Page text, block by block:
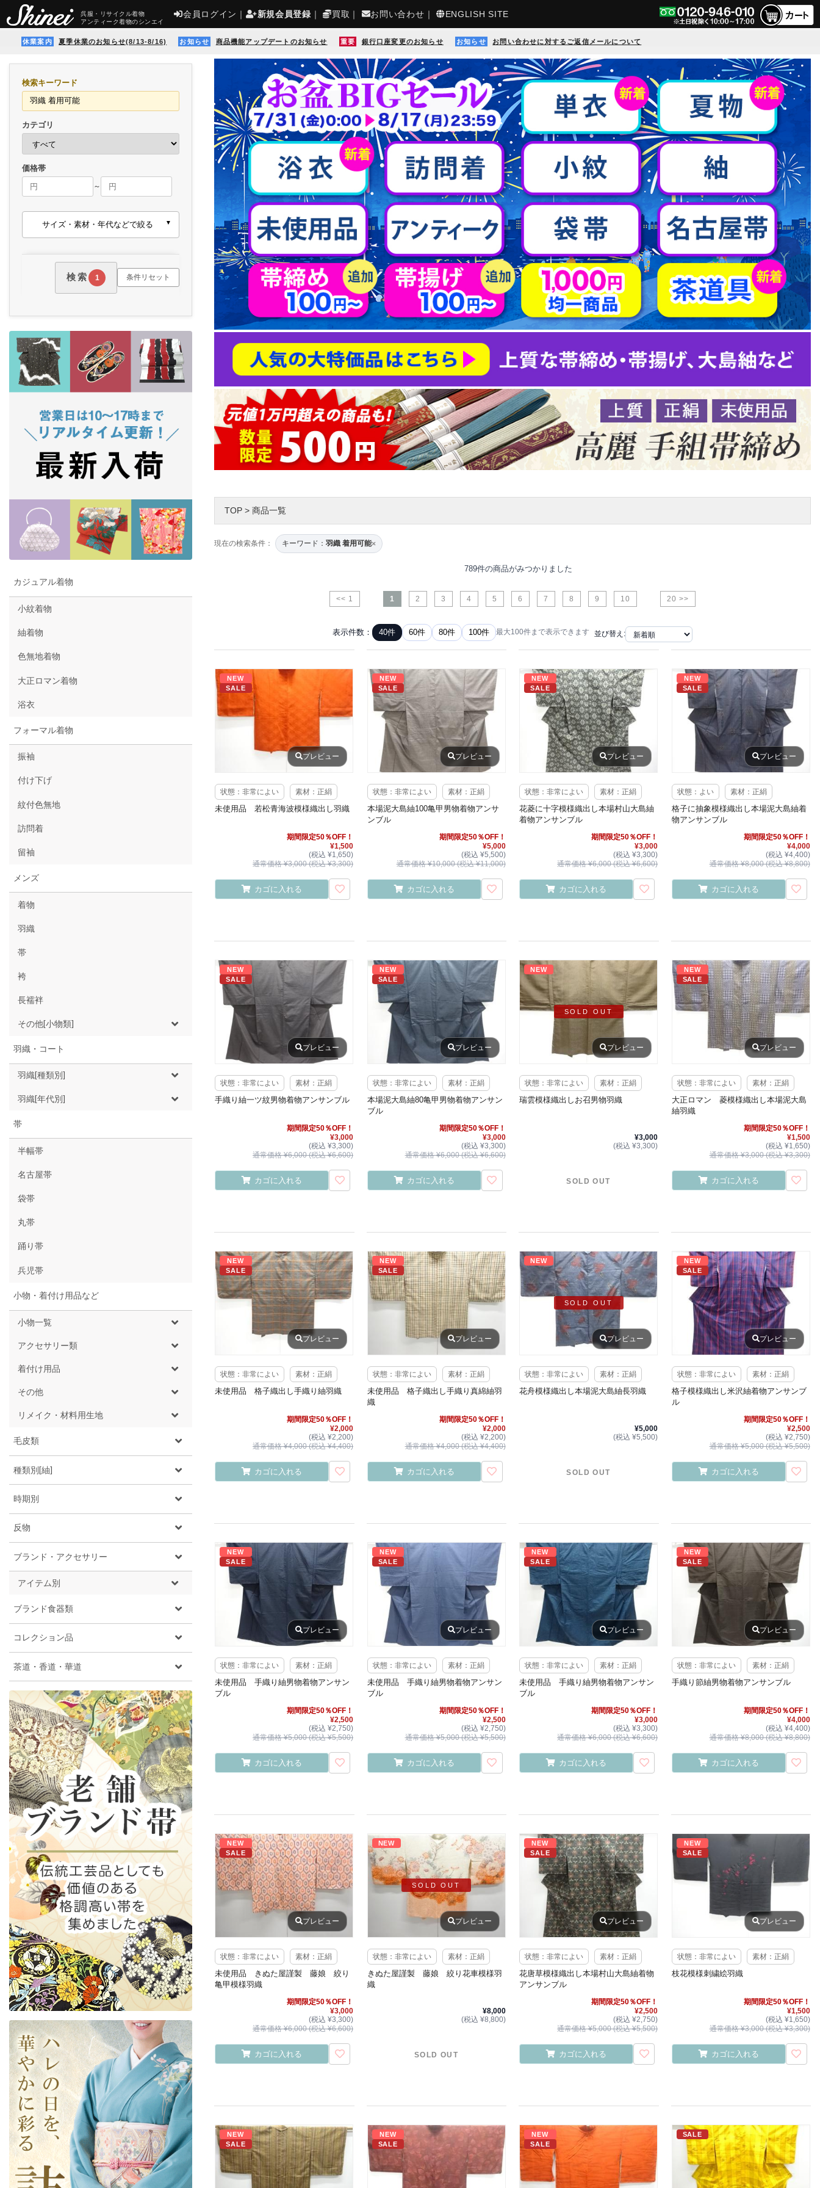
呉服・リサイクル着物
アンティーク着物のシンエイ
会員ログイン ｜ 新規会員登録 ｜ 買取 ｜ お問い合わせ ｜ ENGLISH SITE
休業案内 夏季休業のお知らせ(8/13-8/16) お知らせ 商品機能アップデートのお知らせ 重要 銀行口座変更のお知らせ お知らせ お問い合わせに対するご返信メールについて
検索キーワード
カテゴリ
価格帯
～
サイズ・素材・年代などで絞る
検索 1 条件リセット
カジュアル着物
小紋着物
紬着物
色無地着物
大正ロマン着物
浴衣
フォーマル着物
振袖
付け下げ
紋付色無地
訪問着
留袖
メンズ
着物
羽織
帯
袴
長襦袢
その他[小物類]
羽織・コート
羽織[種類別]
羽織[年代別]
帯
半幅帯
名古屋帯
袋帯
丸帯
踊り帯
兵児帯
小物・着付け用品など
小物一覧
アクセサリー類
着付け用品
その他
リメイク・材料用生地
毛皮類
種類別[紬]
時期別
反物
ブランド・アクセサリー
アイテム別
ブランド食器類
コレクション品
茶道・香道・華道
TOP > 商品一覧
現在の検索条件： キーワード： 羽織 着用可能×
789件の商品がみつかりました
<< 1 1 2 3 4 5 6 7 8 9 10 20 >>
表示件数： 40件 60件 80件 100件 最大100件まで表示できます 並び替え:
NEW
SALE
プレビュー
状態：非常によい 素材：正絹
未使用品 若松青海波模様織出し羽織
期間限定50％OFF！
¥1,500
(税込 ¥1,650)
通常価格 ¥3,000 (税込 ¥3,300)
カゴに入れる
NEW
SALE
プレビュー
状態：非常によい 素材：正絹
本場泥大島紬100亀甲男物着物アンサ
ンブル
期間限定50％OFF！
¥5,000
(税込 ¥5,500)
通常価格 ¥10,000 (税込 ¥11,000)
カゴに入れる
NEW
SALE
プレビュー
状態：非常によい 素材：正絹
花菱に十字模様織出し本場村山大島紬
着物アンサンブル
期間限定50％OFF！
¥3,000
(税込 ¥3,300)
通常価格 ¥6,000 (税込 ¥6,600)
カゴに入れる
NEW
SALE
プレビュー
状態：よい 素材：正絹
格子に抽象模様織出し本場泥大島紬着
物アンサンブル
期間限定50％OFF！
¥4,000
(税込 ¥4,400)
通常価格 ¥8,000 (税込 ¥8,800)
カゴに入れる
NEW
SALE
プレビュー
状態：非常によい 素材：正絹
手織り紬一ツ紋男物着物アンサンブル
期間限定50％OFF！
¥3,000
(税込 ¥3,300)
通常価格 ¥6,000 (税込 ¥6,600)
カゴに入れる
NEW
SALE
プレビュー
状態：非常によい 素材：正絹
本場泥大島紬80亀甲男物着物アンサン
ブル
期間限定50％OFF！
¥3,000
(税込 ¥3,300)
通常価格 ¥6,000 (税込 ¥6,600)
カゴに入れる
NEW
SOLD OUT
プレビュー
状態：非常によい 素材：正絹
瑞雲模様織出しお召男物羽織
¥3,000
(税込 ¥3,300)
SOLD OUT
NEW
SALE
プレビュー
状態：非常によい 素材：正絹
大正ロマン 菱模様織出し本場泥大島
紬羽織
期間限定50％OFF！
¥1,500
(税込 ¥1,650)
通常価格 ¥3,000 (税込 ¥3,300)
カゴに入れる
NEW
SALE
プレビュー
状態：非常によい 素材：正絹
未使用品 格子織出し手織り紬羽織
期間限定50％OFF！
¥2,000
(税込 ¥2,200)
通常価格 ¥4,000 (税込 ¥4,400)
カゴに入れる
NEW
SALE
プレビュー
状態：非常によい 素材：正絹
未使用品 格子織出し手織り真綿紬羽
織
期間限定50％OFF！
¥2,000
(税込 ¥2,200)
通常価格 ¥4,000 (税込 ¥4,400)
カゴに入れる
NEW
SOLD OUT
プレビュー
状態：非常によい 素材：正絹
花舟模様織出し本場泥大島紬長羽織
¥5,000
(税込 ¥5,500)
SOLD OUT
NEW
SALE
プレビュー
状態：非常によい 素材：正絹
格子模様織出し米沢紬着物アンサンブ
ル
期間限定50％OFF！
¥2,500
(税込 ¥2,750)
通常価格 ¥5,000 (税込 ¥5,500)
カゴに入れる
NEW
SALE
プレビュー
状態：非常によい 素材：正絹
未使用品 手織り紬男物着物アンサン
ブル
期間限定50％OFF！
¥2,500
(税込 ¥2,750)
通常価格 ¥5,000 (税込 ¥5,500)
カゴに入れる
NEW
SALE
プレビュー
状態：非常によい 素材：正絹
未使用品 手織り紬男物着物アンサン
ブル
期間限定50％OFF！
¥2,500
(税込 ¥2,750)
通常価格 ¥5,000 (税込 ¥5,500)
カゴに入れる
NEW
SALE
プレビュー
状態：非常によい 素材：正絹
未使用品 手織り紬男物着物アンサン
ブル
期間限定50％OFF！
¥3,000
(税込 ¥3,300)
通常価格 ¥6,000 (税込 ¥6,600)
カゴに入れる
NEW
SALE
プレビュー
状態：非常によい 素材：正絹
手織り節紬男物着物アンサンブル
期間限定50％OFF！
¥4,000
(税込 ¥4,400)
通常価格 ¥8,000 (税込 ¥8,800)
カゴに入れる
NEW
SALE
プレビュー
状態：非常によい 素材：正絹
未使用品 きぬた屋謹製 藤娘 絞り
亀甲模様羽織
期間限定50％OFF！
¥3,000
(税込 ¥3,300)
通常価格 ¥6,000 (税込 ¥6,600)
カゴに入れる
NEW
SOLD OUT
プレビュー
状態：非常によい 素材：正絹
きぬた屋謹製 藤娘 絞り花車模様羽
織
¥8,000
(税込 ¥8,800)
SOLD OUT
NEW
SALE
プレビュー
状態：非常によい 素材：正絹
花唐草模様織出し本場村山大島紬着物
アンサンブル
期間限定50％OFF！
¥2,500
(税込 ¥2,750)
通常価格 ¥5,000 (税込 ¥5,500)
カゴに入れる
NEW
SALE
プレビュー
状態：非常によい 素材：正絹
枝花模様刺繍絵羽織
期間限定50％OFF！
¥1,500
(税込 ¥1,650)
通常価格 ¥3,000 (税込 ¥3,300)
カゴに入れる
NEW
SALE
NEW
SALE
NEW
SALE
SALE